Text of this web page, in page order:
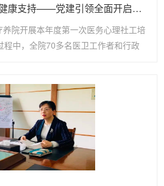
医务社工提升全方位健康支持——党建引领全面开启医务社工培训服务
院开展本年度第一次医务心理社工培
程中，全院70多名医卫工作者和行政